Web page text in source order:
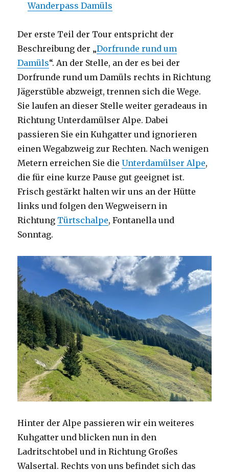
Wanderpass Damüls
Der erste Teil der Tour entspricht der
Beschreibung der „Dorfrunde rund um
Damüls“. An der Stelle, an der es bei der
Dorfrunde rund um Damüls rechts in Richtung
Jägerstüble abzweigt, trennen sich die Wege.
Sie laufen an dieser Stelle weiter geradeaus in
Richtung Unterdamülser Alpe. Dabei
passieren Sie ein Kuhgatter und ignorieren
einen Wegabzweig zur Rechten. Nach wenigen
Metern erreichen Sie dieUnterdamülser Alpe,
die für eine kurze Pause gut geeignet ist.
Frisch gestärkt halten wir uns an der Hütte
links und folgen den Wegweisern in
Richtung Türtschalpe, Fontanella und
Sonntag.
Hinter der Alpe passieren wir ein weiteres
Kuhgatter und blicken nun in den
Ladritschtobel und in Richtung Großes
Walsertal. Rechts von uns befindet sich das